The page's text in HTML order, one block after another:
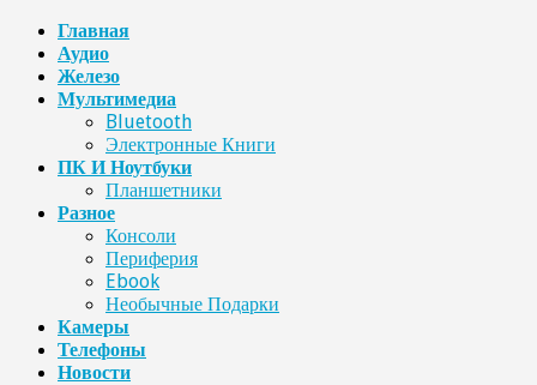
Главная
Аудио
Железо
Мультимедиа
Bluetooth
Электронные Книги
ПК И Ноутбуки
Планшетники
Разное
Консоли
Периферия
Ebook
Необычные Подарки
Камеры
Телефоны
Новости